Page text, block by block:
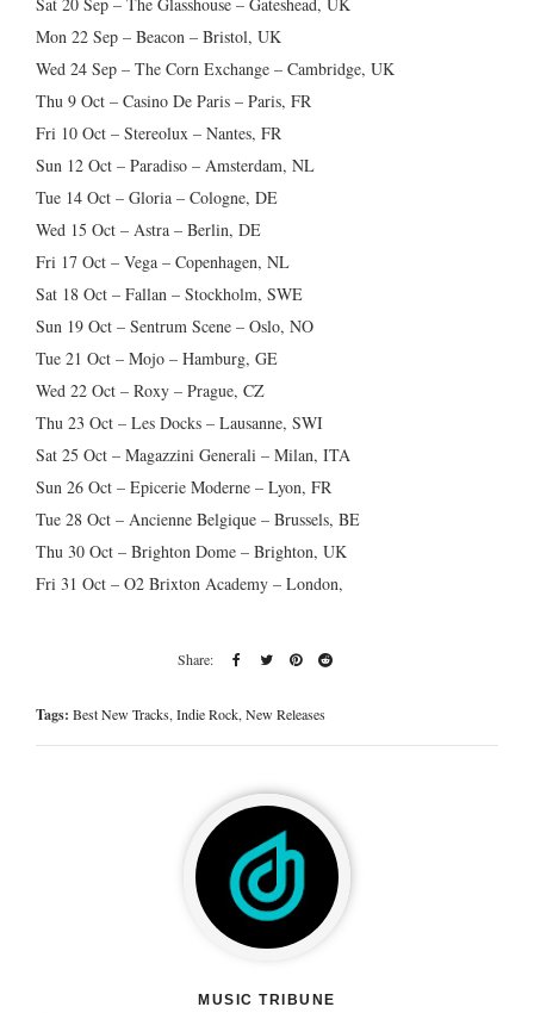
Sat 20 Sep – The Glasshouse – Gateshead, UK
Mon 22 Sep – Beacon – Bristol, UK
Wed 24 Sep – The Corn Exchange – Cambridge, UK
Thu 9 Oct – Casino De Paris – Paris, FR
Fri 10 Oct – Stereolux – Nantes, FR
Sun 12 Oct – Paradiso – Amsterdam, NL
Tue 14 Oct – Gloria – Cologne, DE
Wed 15 Oct – Astra – Berlin, DE
Fri 17 Oct – Vega – Copenhagen, NL
Sat 18 Oct – Fallan – Stockholm, SWE
Sun 19 Oct – Sentrum Scene – Oslo, NO
Tue 21 Oct – Mojo – Hamburg, GE
Wed 22 Oct – Roxy – Prague, CZ
Thu 23 Oct – Les Docks – Lausanne, SWI
Sat 25 Oct – Magazzini Generali – Milan, ITA
Sun 26 Oct – Epicerie Moderne – Lyon, FR
Tue 28 Oct – Ancienne Belgique – Brussels, BE
Thu 30 Oct – Brighton Dome – Brighton, UK
Fri 31 Oct – O2 Brixton Academy – London,
Tags: Best New Tracks,Indie Rock,New Releases
MUSIC TRIBUNE